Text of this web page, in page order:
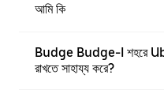
আমি কি
Budge Budge-I শহরে Uber
রাখতে সাহায্য করে?